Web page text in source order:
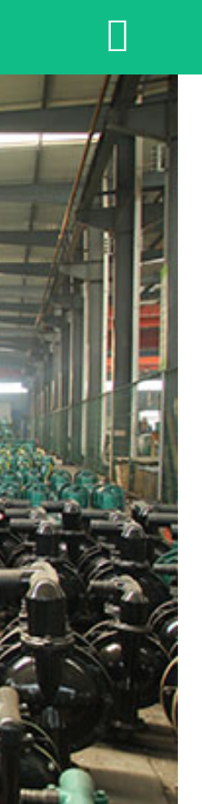
网站首页
产品中心
荣誉资质
公司实景
公司动态
产品服务
联系我们
